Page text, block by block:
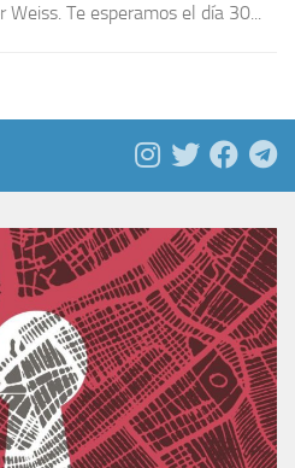
Weiss. Te esperamos el día 30...